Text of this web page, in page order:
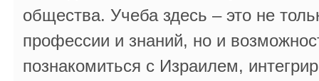
общества. Учеба здесь – это не
профессии и знаний, но и
познакомиться с Израилем,